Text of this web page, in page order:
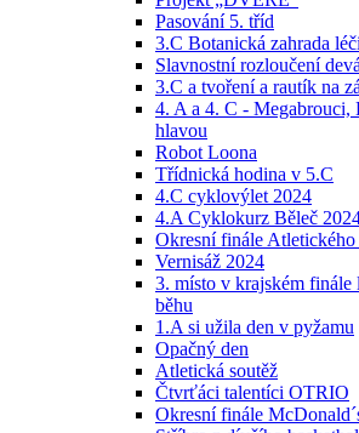
Pasování 5. tříd
3.C Botanická zahrada
Slavnostní rozloučení
3.C a tvoření a rautík na
4. A a 4. C - Megabrouci,
hlavou
Robot Loona
Třídnická hodina v 5.C
4.C cyklovýlet 2024
4.A Cyklokurz Běleč
Okresní finále
Vernisáž 2024
3. místo v krajském
běhu
1.A si užila den v pyžamu
Opačný den
Atletická soutěž
Čtvrťáci talentíci OTRIO
Okresní finále